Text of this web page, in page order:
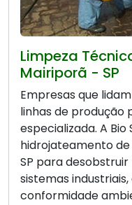
Limpeza
Mairiporã - SP
Empresas que
linhas de produção
especializada. A
hidrojateamento
SP para
sistemas
conformidade